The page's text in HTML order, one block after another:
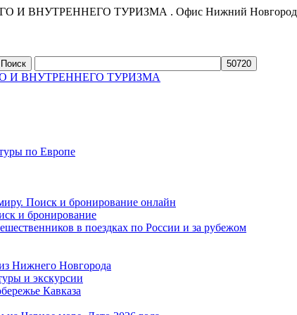
ТУРИЗМА . Офис Нижний Новгород : +7
И ВНУТРЕННЕГО ТУРИЗМА
по Европе
Поиск и бронирование онлайн
и бронирование
в поездках по России и за рубежом
Нижнего Новгорода
и экскурсии
Кавказа